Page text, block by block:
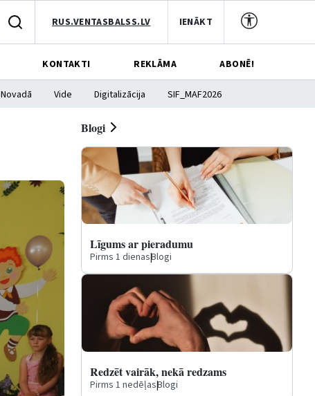
RUS.VENTASBALSS.LV IENĀKT
KONTAKTI REKLĀMA ABONĒ!
Novadā Vide Digitalizācija SIF_MAF2026
Blogi
Līgums ar pieradumu
Pirms 1 dienas|Blogi
Redzēt vairāk, nekā redzams
Pirms 1 nedēļas|Blogi